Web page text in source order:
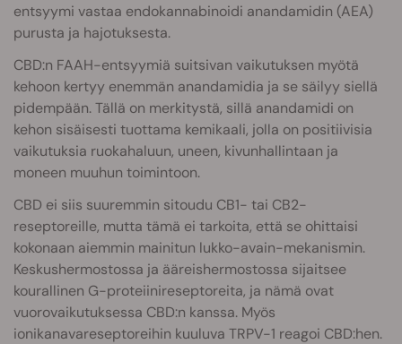
entsyymi vastaa endokannabinoidi anandamidin (AEA)
purusta ja hajotuksesta.
CBD:n FAAH-entsyymiä suitsivan vaikutuksen myötä
kehoon kertyy enemmän anandamidia ja se säilyy siellä
pidempään. Tällä on merkitystä, sillä anandamidi on
kehon sisäisesti tuottama kemikaali, jolla on positiivisia
vaikutuksia ruokahaluun, uneen, kivunhallintaan ja
moneen muuhun toimintoon.
CBD ei siis suuremmin sitoudu CB1- tai CB2-
reseptoreille, mutta tämä ei tarkoita, että se ohittaisi
kokonaan aiemmin mainitun lukko-avain-mekanismin.
Keskushermostossa ja ääreishermostossa sijaitsee
kourallinen G-proteiinireseptoreita, ja nämä ovat
vuorovaikutuksessa CBD:n kanssa. Myös
ionikanavareseptoreihin kuuluva TRPV-1 reagoi CBD:hen.